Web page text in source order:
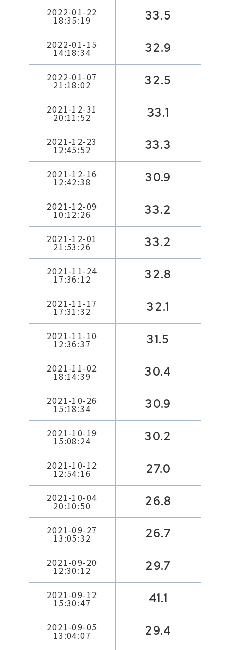
2022-01-22
18:35:19 33.5
2022-01-15
14:18:34 32.9
2022-01-07
21:18:02 32.5
2021-12-31
20:11:52 33.1
2021-12-23
12:45:52 33.3
2021-12-16
12:42:38 30.9
2021-12-09
10:12:26 33.2
2021-12-01
21:53:26 33.2
2021-11-24
17:36:12 32.8
2021-11-17
17:31:32 32.1
2021-11-10
12:36:37 31.5
2021-11-02
18:14:39 30.4
2021-10-26
15:18:34 30.9
2021-10-19
15:08:24 30.2
2021-10-12
12:54:16 27.0
2021-10-04
20:10:50 26.8
2021-09-27
13:05:32 26.7
2021-09-20
12:30:12 29.7
2021-09-12
15:30:47 41.1
2021-09-05
13:04:07 29.4